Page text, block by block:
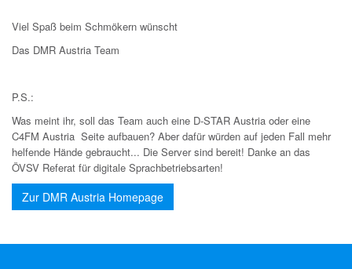
Viel Spaß beim Schmökern wünscht
Das DMR Austria Team
P.S.:
Was meint ihr, soll das Team auch eine D-STAR Austria oder eine
C4FM Austria Seite aufbauen? Aber dafür würden auf jeden Fall mehr
helfende Hände gebraucht... Die Server sind bereit! Danke an das
ÖVSV Referat für digitale Sprachbetriebsarten!
Zur DMR Austria Homepage